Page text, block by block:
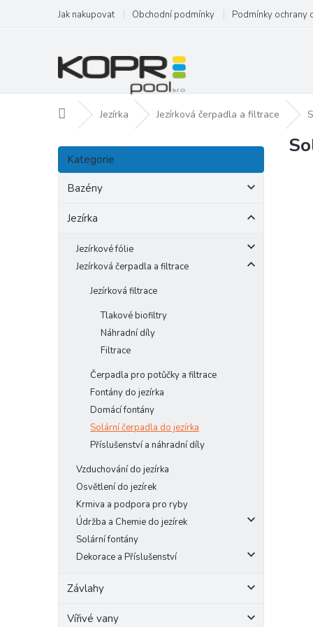
obsah
Jak nakupovat Obchodní podmínky Podmínky ochrany
Domů Jezírka Jezírková čerpadla a filtrace
P
s
Přeskočit
kategorie
Kategorie
Bazény
Jezírka
Jezírkové fólie
Jezírková čerpadla a filtrace
Jezírková filtrace
Tlakové biofiltry
Náhradní díly
Filtrace
Čerpadla pro potůčky a filtrace
Fontány do jezírka
Domácí fontány
Solární čerpadla do jezírka
Příslušenství a náhradní díly
Vzduchování do jezírka
Osvětlení do jezírek
Krmiva a podpora pro ryby
Údržba a Chemie do jezírek
Solární fontány
Dekorace a Příslušenství
Závlahy
Vířivé vany